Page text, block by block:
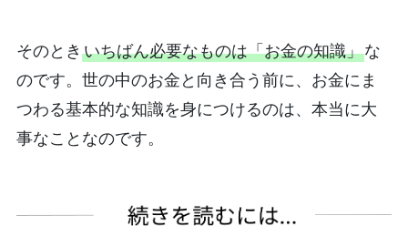
そのとき いちばん必要なものは「お金の知識」な
のです。世の中のお金と向き合う前に、お金にま
つわる基本的な知識を身につけるのは、本当に大
事なことなのです。